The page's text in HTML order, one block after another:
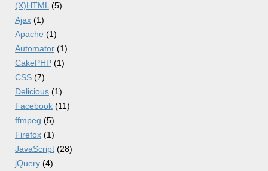
(X)HTML (5)
Ajax (1)
Apache (1)
Automator (1)
CakePHP (1)
CSS (7)
Delicious (1)
Facebook (11)
ffmpeg (5)
Firefox (1)
JavaScript (28)
jQuery (4)